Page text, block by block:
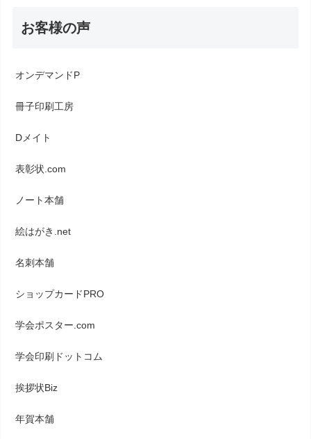
お客様の声
オンデマンドP
冊子印刷工房
Dメイト
表彰状.com
ノート本舗
絵はがき.net
名刺本舗
ショップカードPRO
学会ポスター.com
学会印刷ドットコム
挨拶状Biz
年賀本舗